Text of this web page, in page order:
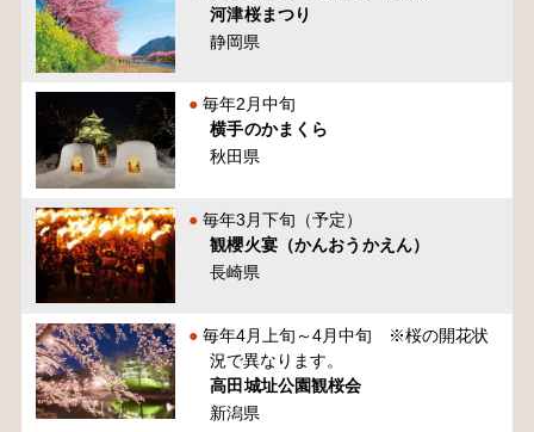
河津桜まつり
静岡県
毎年2月中旬
横手のかまくら
秋田県
毎年3月下旬（予定）
観櫻火宴（かんおうかえん）
長崎県
毎年4月上旬～4月中旬 ※桜の開花状
況で異なります。
高田城址公園観桜会
新潟県